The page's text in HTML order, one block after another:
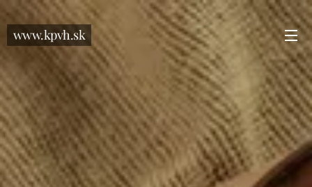
www.kpvh.sk